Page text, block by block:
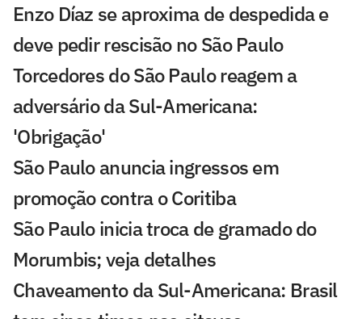
Enzo Díaz se aproxima de despedida e
deve pedir rescisão no São Paulo
Torcedores do São Paulo reagem a
adversário da Sul-Americana:
'Obrigação'
São Paulo anuncia ingressos em
promoção contra o Coritiba
São Paulo inicia troca de gramado do
Morumbis; veja detalhes
Chaveamento da Sul-Americana: Brasil